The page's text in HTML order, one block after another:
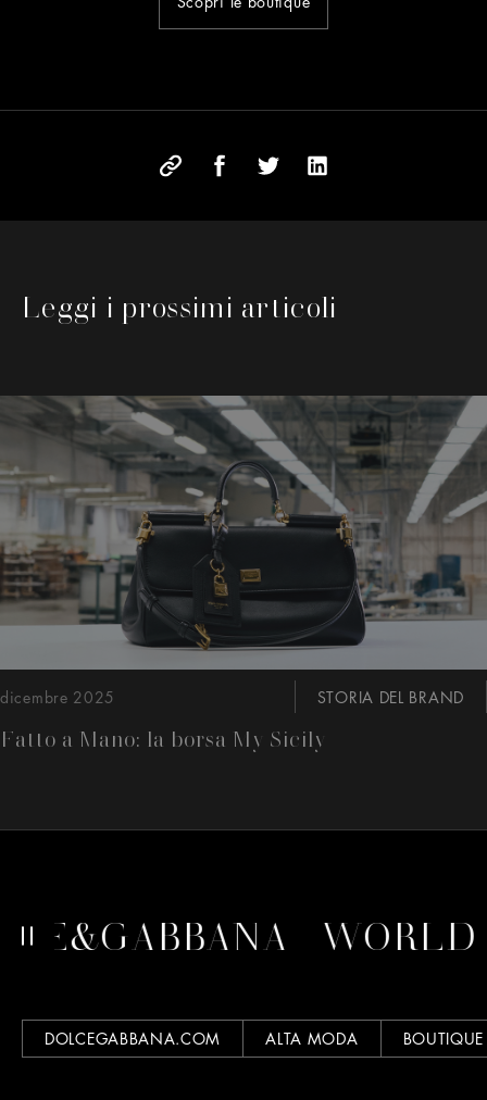
Leggi i prossimi articoli
Questo è un carosello con immagini che si muovono a
dicembre 2025 STORIA DEL BRAND
Fatto a Mano: la borsa My Sicily
WORLD
DOLCEGABBANA.COM ALTA MODA BOUTIQUE